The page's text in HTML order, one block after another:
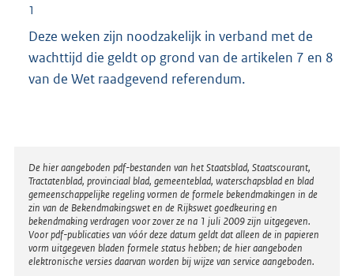
1
Deze weken zijn noodzakelijk in verband met de
wachttijd die geldt op grond van de artikelen 7 en 8
van de Wet raadgevend referendum.
Disclaimer
De hier aangeboden pdf-bestanden van het Staatsblad, Staatscourant,
Tractatenblad, provinciaal blad, gemeenteblad, waterschapsblad en blad
gemeenschappelijke regeling vormen de formele bekendmakingen in de
zin van de Bekendmakingswet en de Rijkswet goedkeuring en
bekendmaking verdragen voor zover ze na 1 juli 2009 zijn uitgegeven.
Voor pdf-publicaties van vóór deze datum geldt dat alleen de in papieren
vorm uitgegeven bladen formele status hebben; de hier aangeboden
elektronische versies daarvan worden bij wijze van service aangeboden.